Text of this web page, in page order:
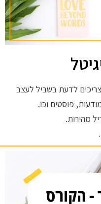
לדעת בשביל לעצב
פוסטים וכו.
מהירות.